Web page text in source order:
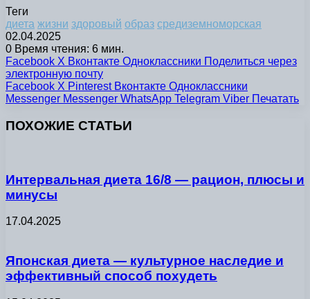
Теги
диета жизни здоровый образ средиземноморская
02.04.2025
0 Время чтения: 6 мин.
Facebook X Вконтакте Одноклассники Поделиться через
электронную почту
Facebook X Pinterest Вконтакте Одноклассники
Messenger Messenger WhatsApp Telegram Viber Печатать
ПОХОЖИЕ СТАТЬИ
Интервальная диета 16/8 — рацион, плюсы и
минусы
17.04.2025
Японская диета — культурное наследие и
эффективный способ похудеть